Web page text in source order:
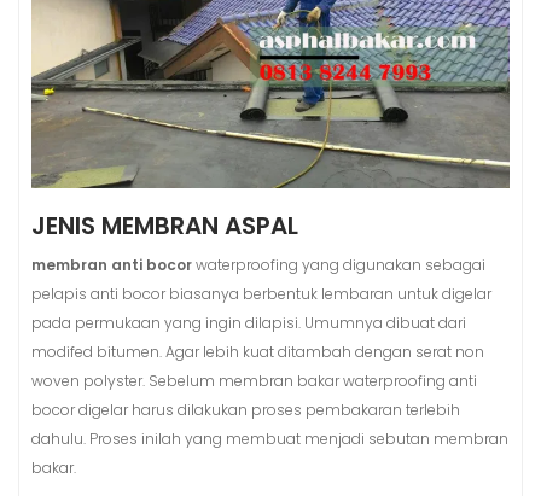
JENIS MEMBRAN ASPAL
membran anti bocorwaterproofing yang digunakan sebagai
pelapis anti bocor biasanya berbentuk lembaran untuk digelar
pada permukaan yang ingin dilapisi. Umumnya dibuat dari
modifed bitumen. Agar lebih kuat ditambah dengan serat non
woven polyster. Sebelum membran bakar waterproofing anti
bocor digelar harus dilakukan proses pembakaran terlebih
dahulu. Proses inilah yang membuat menjadi sebutan membran
bakar.